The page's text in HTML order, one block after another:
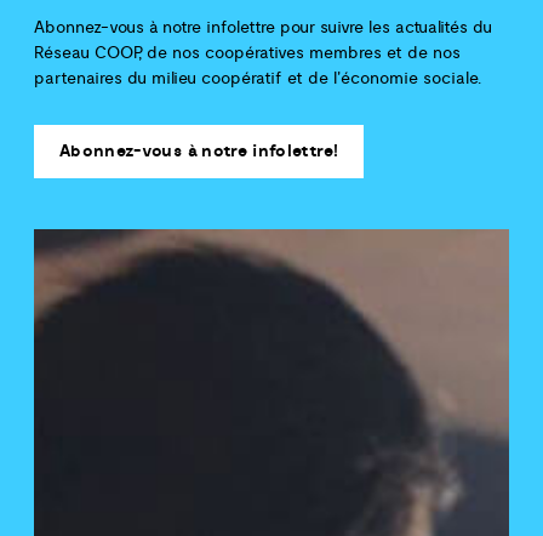
Abonnez-vous à notre infolettre pour suivre les actualités du
Réseau COOP, de nos coopératives membres et de nos
partenaires du milieu coopératif et de l'économie sociale.
Abonnez-vous à notre infolettre!